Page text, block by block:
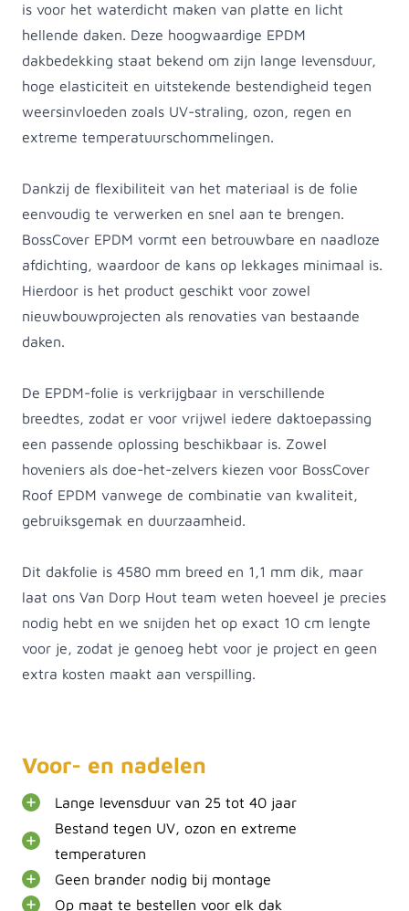
is voor het waterdicht maken van platte en licht
hellende daken. Deze hoogwaardige EPDM
dakbedekking staat bekend om zijn lange levensduur,
hoge elasticiteit en uitstekende bestendigheid tegen
weersinvloeden zoals UV-straling, ozon, regen en
extreme temperatuurschommelingen.
Dankzij de flexibiliteit van het materiaal is de folie
eenvoudig te verwerken en snel aan te brengen.
BossCover EPDM vormt een betrouwbare en naadloze
afdichting, waardoor de kans op lekkages minimaal is.
Hierdoor is het product geschikt voor zowel
nieuwbouwprojecten als renovaties van bestaande
daken.
De EPDM-folie is verkrijgbaar in verschillende
breedtes, zodat er voor vrijwel iedere daktoepassing
een passende oplossing beschikbaar is. Zowel
hoveniers als doe-het-zelvers kiezen voor BossCover
Roof EPDM vanwege de combinatie van kwaliteit,
gebruiksgemak en duurzaamheid.
Dit dakfolie is 4580 mm breed en 1,1 mm dik, maar
laat ons Van Dorp Hout team weten hoeveel je precies
nodig hebt en we snijden het op exact 10 cm lengte
voor je, zodat je genoeg hebt voor je project en geen
extra kosten maakt aan verspilling.
Voor- en nadelen
Lange levensduur van 25 tot 40 jaar
Bestand tegen UV, ozon en extreme
temperaturen
Geen brander nodig bij montage
Op maat te bestellen voor elk dak